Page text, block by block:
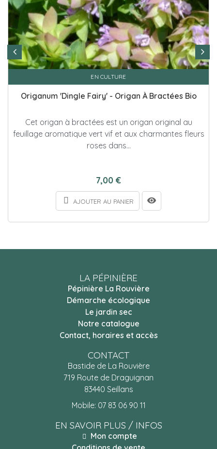
EN CULTURE
Origanum 'Dingle Fairy' - Origan À Bractées Bio
Cet origan à bractées est un origan original au
feuillage aromatique vert vif et aux charmantes fleurs
roses dans...
7,00 €
AJOUTER AU PANIER
LA PÉPINIÈRE
Pépinière La Rouvière
Démarche écologique
Le jardin sec
Notre catalogue
Contact, horaires et accès
CONTACT
Bastide de La Rouvière
719 Route de Draguignan
83440 Seillans
Mobile: 07 83 06 90 11
EN SAVOIR PLUS / INFOS
Mon compte